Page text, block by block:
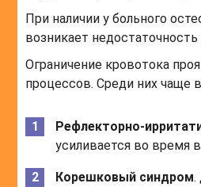
При наличии у больного
возникает
Ограничение кровотока
процессов. Среди них чаще
Рефлекторно-
усиливается во время
Корешковый синдром.